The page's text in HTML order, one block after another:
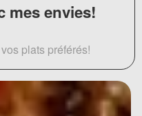
mes envies!
plats préférés!